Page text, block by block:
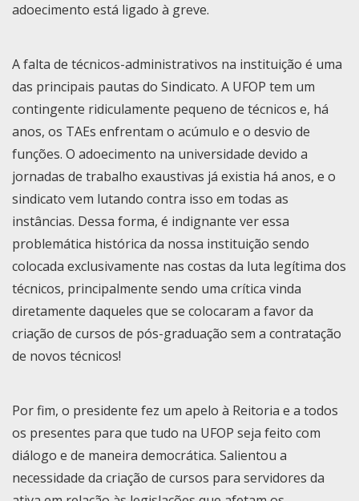
adoecimento está ligado à greve.
A falta de técnicos-administrativos na instituição é uma
das principais pautas do Sindicato. A UFOP tem um
contingente ridiculamente pequeno de técnicos e, há
anos, os TAEs enfrentam o acúmulo e o desvio de
funções. O adoecimento na universidade devido a
jornadas de trabalho exaustivas já existia há anos, e o
sindicato vem lutando contra isso em todas as
instâncias. Dessa forma, é indignante ver essa
problemática histórica da nossa instituição sendo
colocada exclusivamente nas costas da luta legítima dos
técnicos, principalmente sendo uma crítica vinda
diretamente daqueles que se colocaram a favor da
criação de cursos de pós-graduação sem a contratação
de novos técnicos!
Por fim, o presidente fez um apelo à Reitoria e a todos
os presentes para que tudo na UFOP seja feito com
diálogo e de maneira democrática. Salientou a
necessidade da criação de cursos para servidores da